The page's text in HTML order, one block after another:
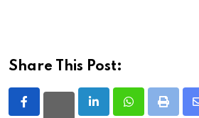
Share This Post:
LinkedInWhatsappPrint